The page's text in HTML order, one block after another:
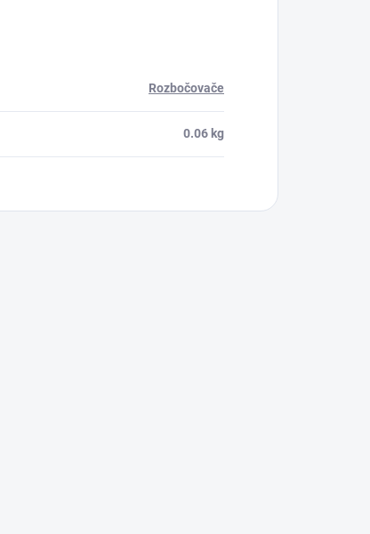
Rozbočovače
0.06 kg